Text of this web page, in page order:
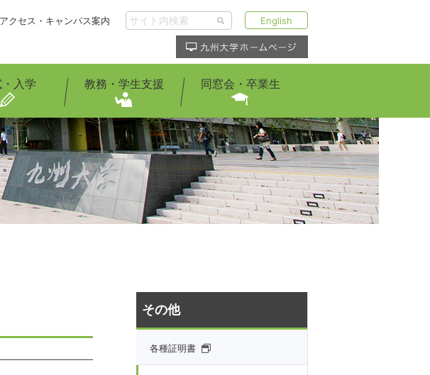
アクセス・キャンパス案内 English
・入学 教務・学生支援 同窓会・卒業生
その他
各種証明書